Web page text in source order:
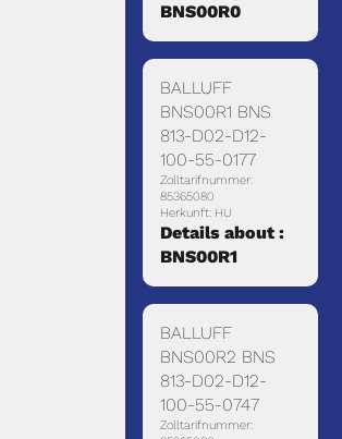
BNS00R0
BALLUFF
BNS00R1 BNS
813-D02-D12-
100-55-0177
Zolltarifnummer:
85365080
Herkunft: HU
Details about :
BNS00R1
BALLUFF
BNS00R2 BNS
813-D02-D12-
100-55-0747
Zolltarifnummer: